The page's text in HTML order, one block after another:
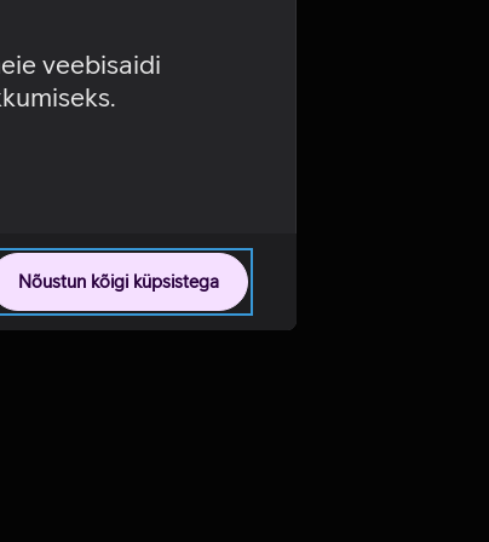
veebisaidi
Nõustun kõigi küpsistega